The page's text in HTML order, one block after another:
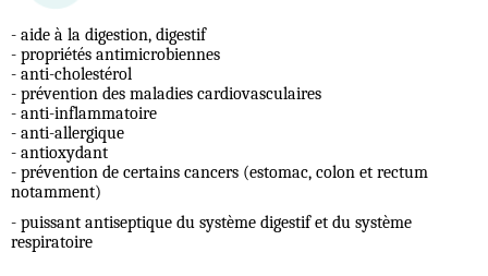
- aide à la digestion, digestif
- propriétés antimicrobiennes
- anti-cholestérol
- prévention des maladies cardiovasculaires
- anti-inflammatoire
- anti-allergique
- antioxydant
- prévention de certains cancers (estomac, colon et rectum
notamment)
- puissant antiseptique du système digestif et du système
respiratoire